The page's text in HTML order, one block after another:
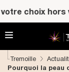
l
d
choix hors
Tremoille
Pourquoi la peau